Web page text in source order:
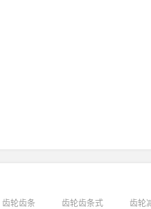
齿轮齿条 齿轮齿条式 齿轮